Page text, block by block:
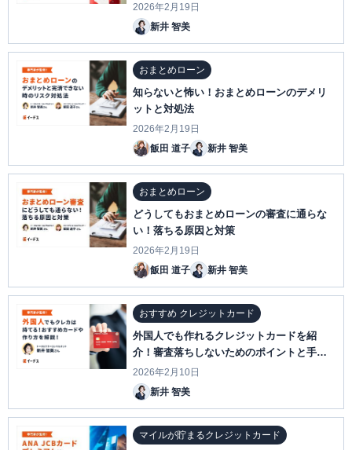
2026年2月19日
新井 智美
おまとめローン
知らないと怖い！おまとめローンのデメリ
ットと対処法
2026年2月19日
飯田 道子
新井 智美
おまとめローン
どうしてもおまとめローンの審査に通らな
い！落ちる原因と対策
2026年2月19日
飯田 道子
新井 智美
おすすめ クレジットカード
外国人でも作れるクレジットカードを紹
介！審査落ちしないためのポイントと手順
も解説
2026年2月10日
新井 智美
マイルが貯まるクレジットカード